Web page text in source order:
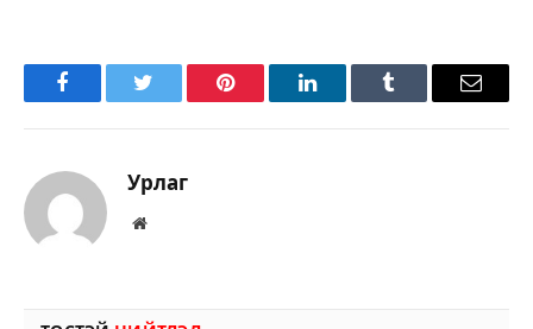
FacebookTwitter Pinterest LinkedInTumblr Имэйл
Урлаг
Вэбсайт